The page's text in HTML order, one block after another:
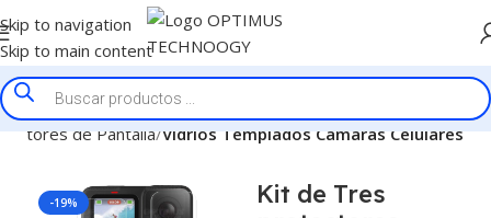
Skip to navigation
Skip to main content
de Pantalla Vidrios Templados Cámaras Celulares
-19%
Kit de Tres